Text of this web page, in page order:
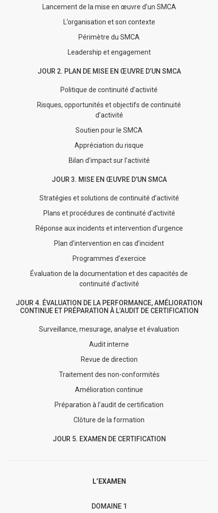
Lancement de la mise en œuvre d’un SMCA
L’organisation et son contexte
Périmètre du SMCA
Leadership et engagement
JOUR 2. PLAN DE MISE EN ŒUVRE D’UN SMCA
Politique de continuité d’activité
Risques, opportunités et objectifs de continuité
d’activité
Soutien pour le SMCA
Appréciation du risque
Bilan d’impact sur l’activité
JOUR 3. MISE EN ŒUVRE D’UN SMCA
Stratégies et solutions de continuité d’activité
Plans et procédures de continuité d’activité
Réponse aux incidents et intervention d’urgence
Plan d’intervention en cas d’incident
Programmes d’exercice
Évaluation de la documentation et des capacités de
continuité d’activité
JOUR 4. ÉVALUATION DE LA PERFORMANCE, AMÉLIORATION
CONTINUE ET PRÉPARATION À L’AUDIT DE CERTIFICATION
Surveillance, mesurage, analyse et évaluation
Audit interne
Revue de direction
Traitement des non-conformités
Amélioration continue
Préparation à l’audit de certification
Clôture de la formation
JOUR 5. EXAMEN DE CERTIFICATION
L’EXAMEN
DOMAINE 1